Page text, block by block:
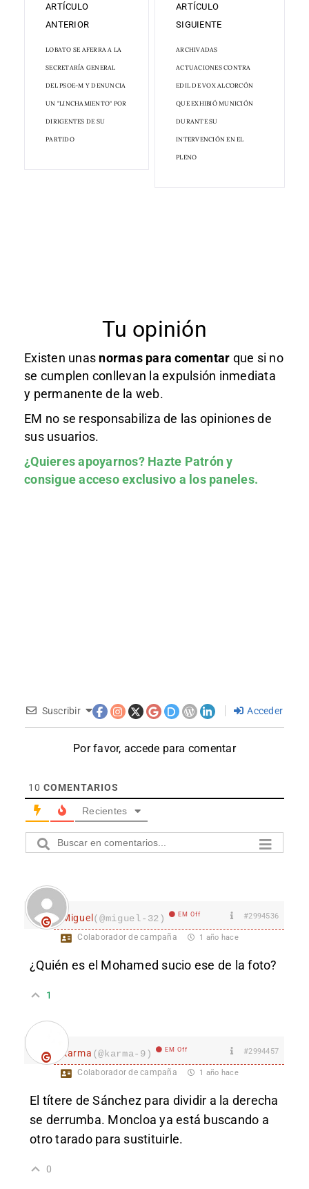
ARTÍCULO
ANTERIOR
LOBATO SE AFERRA A LA
SECRETARÍA GENERAL
DEL PSOE-M Y DENUNCIA
UN "LINCHAMIENTO" POR
DIRIGENTES DE SU
PARTIDO
ARTÍCULO
SIGUIENTE
ARCHIVADAS
ACTUACIONES CONTRA
EDIL DE VOX ALCORCÓN
QUE EXHIBIÓ MUNICIÓN
DURANTE SU
INTERVENCIÓN EN EL
PLENO
Tu opinión
Existen unas normas para comentar que si no
se cumplen conllevan la expulsión inmediata
y permanente de la web.
EM no se responsabiliza de las opiniones de
sus usuarios.
¿Quieres apoyarnos? Hazte Patróny
consigue acceso exclusivo a los paneles.
Suscribir Acceder
Por favor, accede para comentar
10 COMENTARIOS
Recientes
Miguel(@miguel-32) EM Off #2994536
Colaborador de campaña 1 año hace
¿Quién es el Mohamed sucio ese de la foto?
1
karma (@karma-9) EM Off #2994457
Colaborador de campaña 1 año hace
El títere de Sánchez para dividir a la derecha
se derrumba. Moncloa ya está buscando a
otro tarado para sustituirle.
0